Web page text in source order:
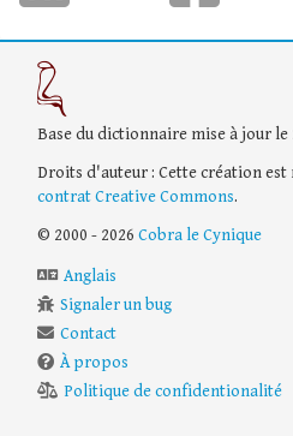
Base du dictionnaire mise à jour le
Droits d'auteur : Cette création
contrat Creative Commons.
© 2000 - 2026 Cobra le Cynique
Anglais
Signaler un bug
Contact
À propos
Politique de confidentionalité